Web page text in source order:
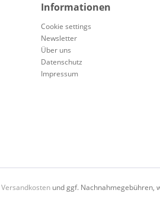
Informationen
Cookie settings
Newsletter
Über uns
Datenschutz
Impressum
Versandkosten und ggf. Nachnahmegebühren,